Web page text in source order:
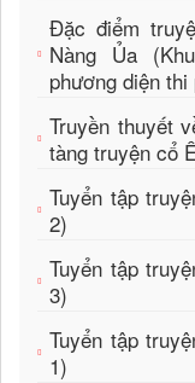
Đặc điểm
Nàng Ủa
phương diện thi
Truyền thuyết
tàng truyện cổ
Tuyển tập
2)
Tuyển tập
3)
Tuyển tập
1)